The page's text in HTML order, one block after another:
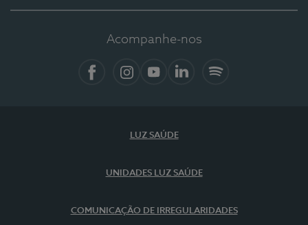
Acompanhe-nos
LUZ SAÚDE
UNIDADES LUZ SAÚDE
COMUNICAÇÃO DE IRREGULARIDADES